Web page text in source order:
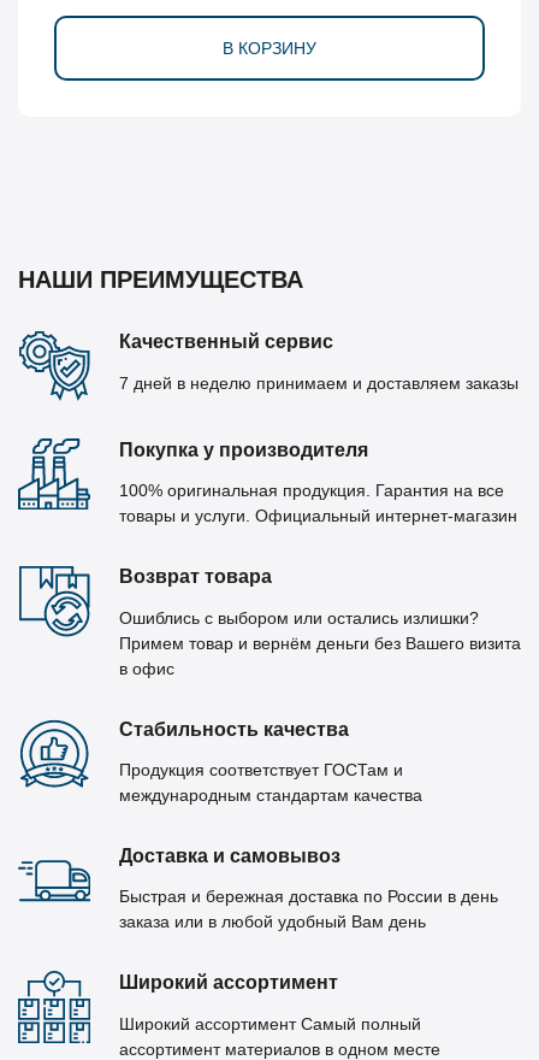
В КОРЗИНУ
НАШИ ПРЕИМУЩЕСТВА
Качественный сервис
7 дней в неделю принимаем и доставляем заказы
Покупка у производителя
100% оригинальная продукция. Гарантия на все
товары и услуги. Официальный интернет-магазин
Возврат товара
Ошиблись с выбором или остались излишки?
Примем товар и вернём деньги без Вашего визита
в офис
Стабильность качества
Продукция соответствует ГОСТам и
международным стандартам качества
Доставка и самовывоз
Быстрая и бережная доставка по России в день
заказа или в любой удобный Вам день
Широкий ассортимент
Широкий ассортимент Самый полный
ассортимент материалов в одном месте